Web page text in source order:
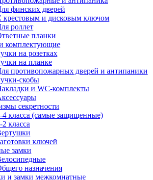
финских дверей
крестовым и дисковым ключом
роллет
планки
комплектующие
на розетках
на планке
противопожарных дверей и антипаники
скобы
и WC-комплекты
секретности
4 класса (самые защищенные)
2 класса
ключей
замки
назначения
и замки межкомнатные